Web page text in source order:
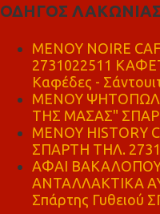
ΟΔΗΓΟΣ ΛΑΚΩΝΙΑΣ
MENOY NOIRE
2731022511
Καφέδες -
ΜΕΝΟΥ
ΤΗΣ ΜΑΣΑΣ"
ΜΕΝΟΥ HISTORY
ΣΠΑΡΤΗ ΤΗΛ.
ΑΦΑΙ
ΑΝΤΑΛΛΑΚΤΙΚΑ
Σπάρτης Γυθειού